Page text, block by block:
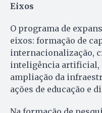
Eixos
O programa de
eixos: formação de
internacionalização,
inteligência artificial,
ampliação da
ações de educação e